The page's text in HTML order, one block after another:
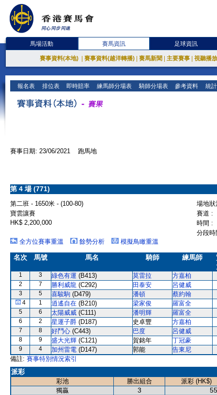
馬場活動 賽馬資訊 足球資訊
賽事資料(本地) 賽事資料(越洋轉播) 賽馬新聞 主要賽事 視聽播
報名表 排位表 即時賠率 練馬師分場表 騎師分場表 參考資料 統
賽事日期: 23/06/2021 跑馬地
第 4 場 (771)
第二班 - 1650米 - (100-80)
場地
寶雲讓賽
賽道 :
HK$ 2,200,000
時間 :
分段
全方位賽事重溫
餘勢分析 模擬鳥瞰重溫
名次 馬號 馬名 騎師 練馬師
1 3 綠色有運 (B413) 莫雷拉 方嘉柏
2 7 勝利威龍 (C292) 田泰安 呂健威
3 5 喜駿駒 (D479) 潘頓 蔡約翰
4 1 逍遙自在 (B210) 梁家俊 羅富全
5 6 太陽威威 (C111) 潘明輝 羅富全
6 2 星運子爵 (D187) 史卓豐 方嘉柏
7 8 好鬥心 (C443) 巴度 呂健威
8 9 盛大光輝 (C121) 賀銘年 丁冠豪
9 4 加州雷電 (D147) 郭能
告東尼
備註: 賽事特別情況索引
派彩
彩池 勝出組合
派彩 (HK$)
獨贏
3